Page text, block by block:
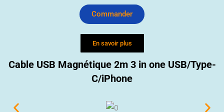
Commander
En savoir plus
Cable USB Magnétique 2m 3in one USB/Type-
C/iPhone